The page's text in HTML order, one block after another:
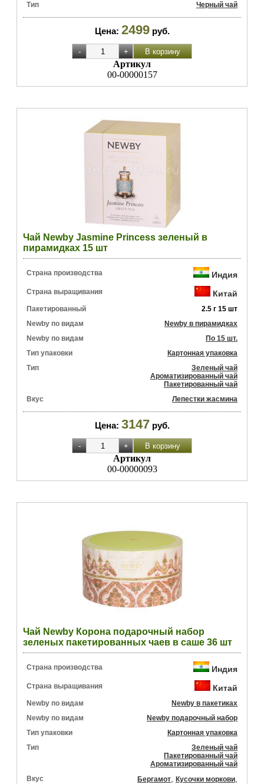
Тип
Черный чай
Цена: 2499 руб.
Артикул
00-00000157
Чай Newby Jasmine Princess зеленый в
пирамидках 15 шт
Страна производства Индия
Страна выращивания Китай
Пакетированный
2.5 г 15 шт
Newby по видам
Newby в пирамидках
Newby по видам
По 15 шт.
Тип упаковки
Картонная упаковка
Тип
Зеленый чай
Ароматизированный чай
Пакетированный чай
Вкус
Лепестки жасмина
Цена: 3147 руб.
Артикул
00-00000093
Чай Newby Корона подарочный набор
зеленых пакетированных чаев в саше 36 шт
Страна производства Индия
Страна выращивания Китай
Newby по видам
Newby в пакетиках
Newby по видам
Newby подарочный набор
Тип упаковки
Картонная упаковка
Тип
Зеленый чай
Пакетированный чай
Ароматизированный чай
Вкус
Бергамот, Кусочки моркови,